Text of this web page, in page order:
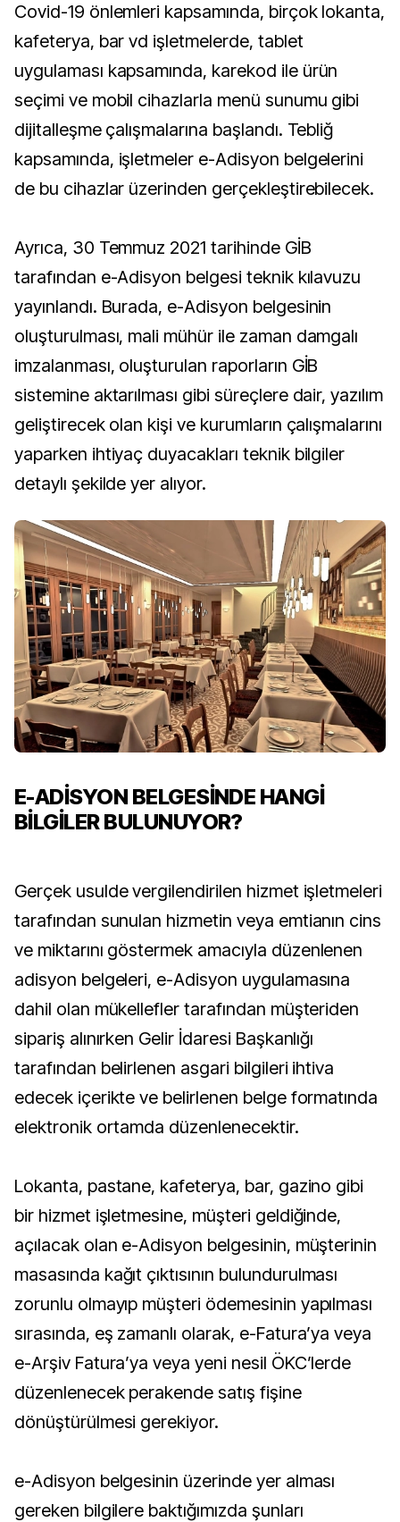
Covid-19 önlemleri kapsamında, birçok lokanta,
kafeterya, bar vd işletmelerde, tablet
uygulaması kapsamında, karekod ile ürün
seçimi ve mobil cihazlarla menü sunumu gibi
dijitalleşme çalışmalarına başlandı. Tebliğ
kapsamında, işletmeler e-Adisyon belgelerini
de bu cihazlar üzerinden gerçekleştirebilecek.
Ayrıca, 30 Temmuz 2021 tarihinde GİB
tarafından e-Adisyon belgesi teknik kılavuzu
yayınlandı. Burada, e-Adisyon belgesinin
oluşturulması, mali mühür ile zaman damgalı
imzalanması, oluşturulan raporların GİB
sistemine aktarılması gibi süreçlere dair, yazılım
geliştirecek olan kişi ve kurumların çalışmalarını
yaparken ihtiyaç duyacakları teknik bilgiler
detaylı şekilde yer alıyor.
E-ADİSYON BELGESİNDE HANGİ
BİLGİLER BULUNUYOR?
Gerçek usulde vergilendirilen hizmet işletmeleri
tarafından sunulan hizmetin veya emtianın cins
ve miktarını göstermek amacıyla düzenlenen
adisyon belgeleri, e-Adisyon uygulamasına
dahil olan mükellefler tarafından müşteriden
sipariş alınırken Gelir İdaresi Başkanlığı
tarafından belirlenen asgari bilgileri ihtiva
edecek içerikte ve belirlenen belge formatında
elektronik ortamda düzenlenecektir.
Lokanta, pastane, kafeterya, bar, gazino gibi
bir hizmet işletmesine, müşteri geldiğinde,
açılacak olan e-Adisyon belgesinin, müşterinin
masasında kağıt çıktısının bulundurulması
zorunlu olmayıp müşteri ödemesinin yapılması
sırasında, eş zamanlı olarak, e-Fatura’ya veya
e-Arşiv Fatura’ya veya yeni nesil ÖKC’lerde
düzenlenecek perakende satış fişine
dönüştürülmesi gerekiyor.
e-Adisyon belgesinin üzerinde yer alması
gereken bilgilere baktığımızda şunları